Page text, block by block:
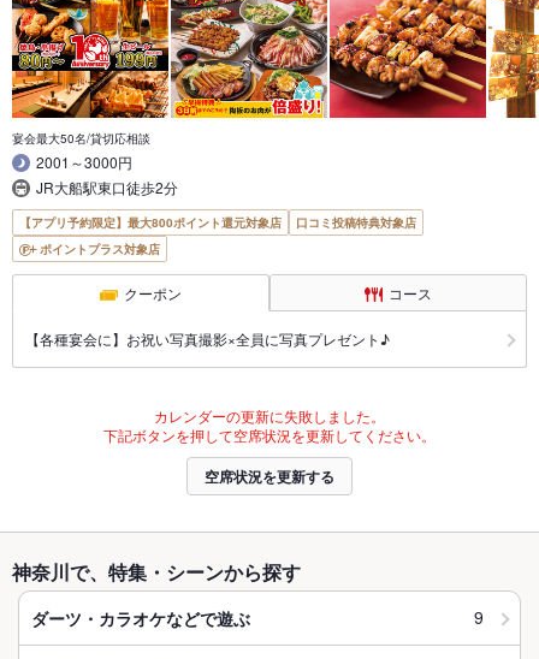
宴会最大50名/貸切応相談
2001～3000円
JR大船駅東口徒歩2分
【アプリ予約限定】最大800ポイント還元対象店
口コミ投稿特典対象店
ポイントプラス対象店
クーポン コース
【各種宴会に】お祝い写真撮影×全員に写真プレゼント♪
カレンダーの更新に失敗しました。
下記ボタンを押して空席状況を更新してください。
空席状況を更新する
神奈川で、特集・シーンから探す
ダーツ・カラオケなどで遊ぶ 9